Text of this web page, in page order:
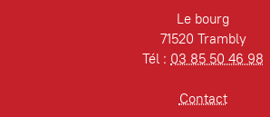
Le bourg
71520 Trambly
Tél : 03 85 50 46 98
Contact